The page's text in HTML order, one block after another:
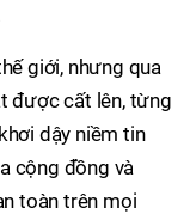
giới, nhưng qua
được cất lên, từng
dậy niềm tin
cộng đồng và
toàn trên mọi